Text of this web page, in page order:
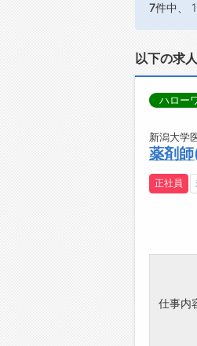
7件中、
以下の求
ハロー
新潟大学
薬剤
正社員
仕事内